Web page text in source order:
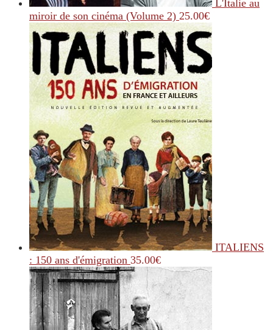
L'Italie au
miroir de son cinéma (Volume 2) 25.00€
ITALIENS
: 150 ans d'émigration 35.00€